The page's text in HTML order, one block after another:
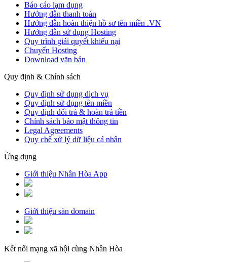
Báo cáo lạm dụng
Hướng dẫn thanh toán
Hướng dẫn hoàn thiện hồ sơ tên miền .VN
Hướng dẫn sử dụng Hosting
Quy trình giải quyết khiếu nại
Chuyển Hosting
Download văn bản
Quy định & Chính sách
Quy định sử dụng dịch vụ
Quy định sử dụng tên miền
Quy định đổi trả & hoàn trả tiền
Chính sách bảo mật thông tin
Legal Agreements
Quy chế xử lý dữ liệu cá nhân
Ứng dụng
Giới thiệu Nhân Hòa App
Giới thiệu sàn domain
Kết nối mạng xã hội cùng Nhân Hòa